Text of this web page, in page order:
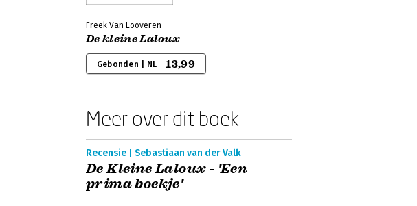
Freek Van Looveren
De kleine Laloux
Gebonden | NL 13,99
Meer over dit boek
Recensie | Sebastiaan van der Valk
De Kleine Laloux - 'Een
prima boekje'